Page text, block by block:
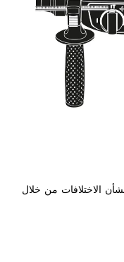
الاختلافات من خلال